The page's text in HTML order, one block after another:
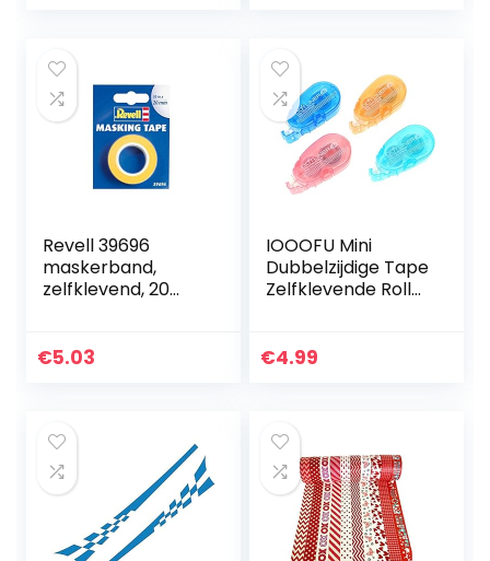
Revell 39696
maskerband,
zelfklevend, 20
€5.03
IOOOFU Mini
Dubbelzijdige Tape
Zelfklevende Roller
€4.99